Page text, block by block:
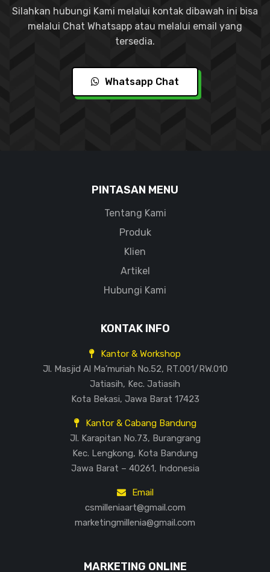
Silahkan hubungi Kami melalui kontak dibawah ini bisa
melalui Chat Whatsapp atau melalui email yang
tersedia.
Whatsapp Chat
PINTASAN MENU
Tentang Kami
Produk
Klien
Artikel
Hubungi Kami
KONTAK INFO
Kantor & Workshop
Jl. Masjid Al Ma’muriah No.52, RT.001/RW.010
Jatiasih, Kec. Jatiasih
Kota Bekasi, Jawa Barat 17423
Kantor & Cabang Bandung
Jl. Karapitan No.73, Burangrang
Kec. Lengkong, Kota Bandung
Jawa Barat – 40261, Indonesia
Email
csmilleniaart@gmail.com
marketingmillenia@gmail.com
MARKETING ONLINE